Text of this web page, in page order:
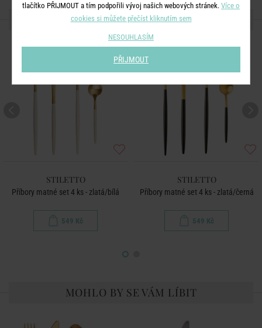
DALŠÍ PRODUKTY ZE SÉRIE
STILETTO
Příbory matné set 4 ks - zlatá/bílá
549 Kč
STILETTO
Příbory matné set 4 ks - zlatá/černá
549 Kč
MOHLO BY SE VÁM LÍBIT
tlačítko PŘIJMOUT a tím podpořili vývoj našich webových stránek. Více o
cookies si můžete přečíst kliknutím sem
NESOUHLASÍM
PŘIJMOUT